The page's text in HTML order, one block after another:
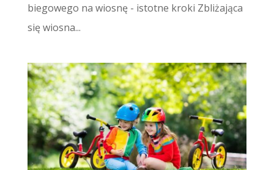
biegowego na wiosnę - istotne kroki Zbliżająca
się wiosna...